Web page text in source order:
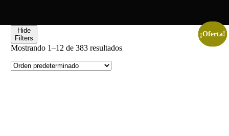
Hide
Filters
Mostrando 1–12 de 383 resultados
¡Oferta!
¡Oferta!
¡Oferta!
¡Oferta!
¡Oferta!
¡Oferta!